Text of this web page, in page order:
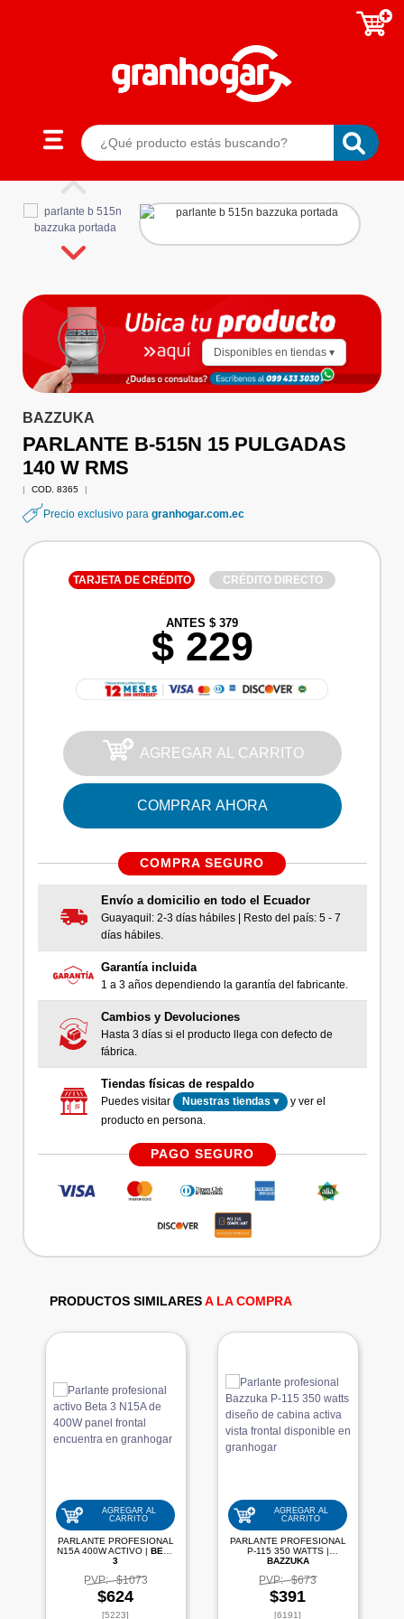
Disponibles en tiendas ▾
BAZZUKA
PARLANTE B-515N 15 PULGADAS
140 W RMS
COD. 8365
Precio exclusivo para granhogar.com.ec
TARJETA DE CRÉDITO CRÉDITO DIRECTO
ANTES $ 379
$ 229
AGREGAR AL CARRITO
COMPRAR AHORA
COMPRA SEGURO
Envío a domicilio en todo el Ecuador
Guayaquil: 2-3 días hábiles | Resto del país: 5 - 7
días hábiles.
Garantía incluida
1 a 3 años dependiendo la garantía del fabricante.
Cambios y Devoluciones
Hasta 3 días si el producto llega con defecto de
fábrica.
Tiendas físicas de respaldo
Puedes visitar Nuestras tiendas ▾
y ver el
producto en persona.
PAGO SEGURO
PRODUCTOS SIMILARESA LA COMPRA
AGREGAR AL
CARRITO
PARLANTE PROFESIONAL
N15A 400W ACTIVO |BETA
3
PVP: $1073
$624
[5223]
AGREGAR AL
CARRITO
PARLANTE PROFESIONAL
P-115 350 WATTS |
BAZZUKA
PVP: $673
$391
[6191]